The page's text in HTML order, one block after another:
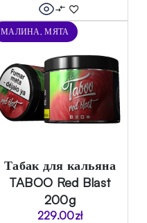
МАЛИНА, МЯТА
Табак для кальяна
TABOO Red Blast
200g
229.00zł